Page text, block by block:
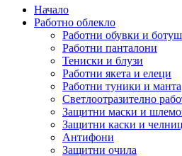
Начало
Работно облекло
Работни обувки и
Работни панталони
Тениски и блузи
Работни якета и елеци
Работни туники и манта
Светлоотразително
Защитни маски и
Защитни каски и
Антифони
Защитни очила